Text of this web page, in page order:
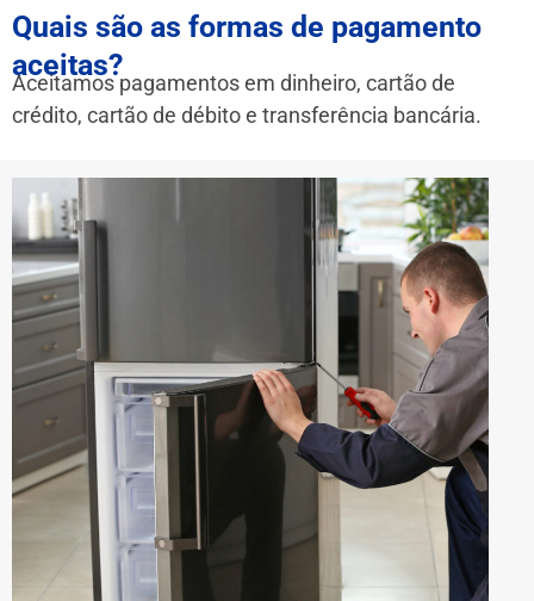
Quais são as formas de pagamento
aceitas?
Aceitamos pagamentos em dinheiro, cartão de
crédito, cartão de débito e transferência bancária.